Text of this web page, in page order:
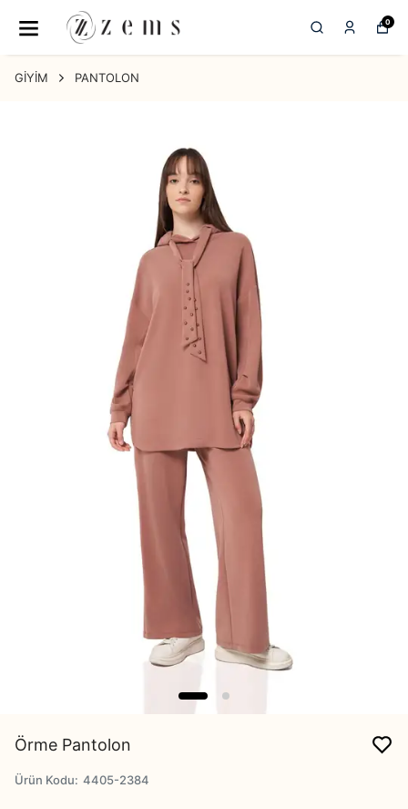
0
GİYİM PANTOLON
Örme Pantolon
Ürün Kodu: 4405-2384